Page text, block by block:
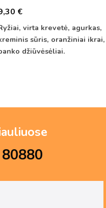
€
virta krevetė, agurkas,
sūris, oranžiniai ikrai,
džiūvėsėliai.